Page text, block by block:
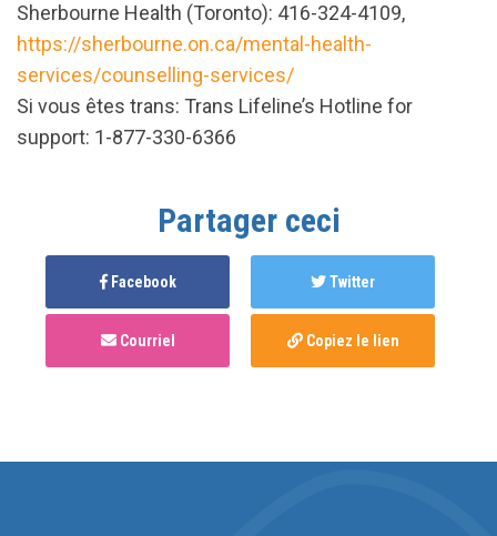
Sherbourne Health (Toronto): 416-324-4109,
https://sherbourne.on.ca/mental-health-
services/counselling-services/
Si vous êtes trans: Trans Lifeline’s Hotline for
support: 1-877-330-6366
Partager ceci
Facebook Twitter
Courriel Copiez le lien